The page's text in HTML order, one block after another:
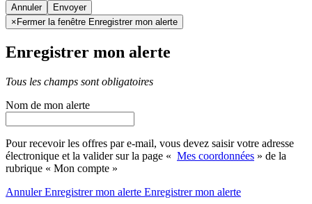
Annuler
× Fermer la fenêtre Enregistrer mon alerte
Enregistrer mon alerte
Tous les champs sont obligatoires
Nom de mon alerte
Pour recevoir les offres par e-mail, vous devez saisir votre adresse
électronique et la valider sur la page « Mes coordonnées » de la
rubrique « Mon compte »
AnnulerEnregistrer mon alerte Enregistrermon alerte